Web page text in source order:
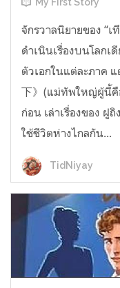
จักรวาลนิยายของ “เ
ดำเนินเรื่องบนโลกเ
ตัวเอกในแต่ละภาค
下》(แม่ทัพใหญ่ผู้นี้คื
ก่อน เล่าเรื่องของ ฝู
ใช้ชีวิตห่างไกลกัน...
TidNiyay